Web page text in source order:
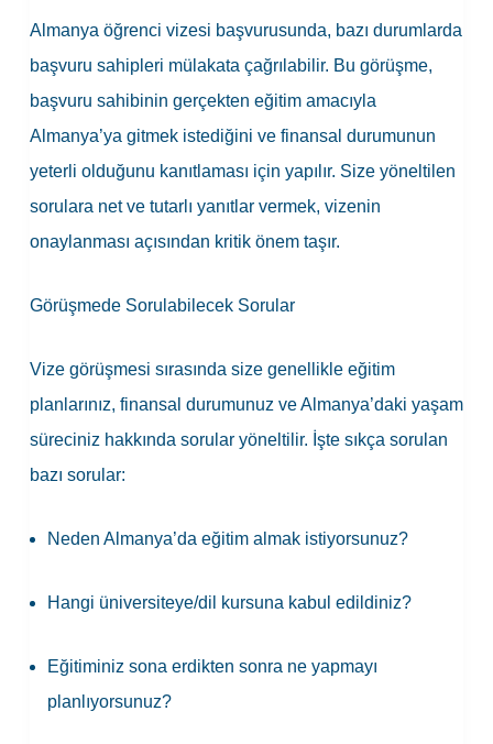
Almanya öğrenci vizesi başvurusunda, bazı durumlarda
başvuru sahipleri mülakata çağrılabilir. Bu görüşme,
başvuru sahibinin gerçekten eğitim amacıyla
Almanya’ya gitmek istediğini ve finansal durumunun
yeterli olduğunu kanıtlaması için yapılır. Size yöneltilen
sorulara net ve tutarlı yanıtlar vermek, vizenin
onaylanması açısından kritik önem taşır.
Görüşmede Sorulabilecek Sorular
Vize görüşmesi sırasında size genellikle eğitim
planlarınız, finansal durumunuz ve Almanya’daki yaşam
süreciniz hakkında sorular yöneltilir. İşte sıkça sorulan
bazı sorular:
Neden Almanya’da eğitim almak istiyorsunuz?
Hangi üniversiteye/dil kursuna kabul edildiniz?
Eğitiminiz sona erdikten sonra ne yapmayı
planlıyorsunuz?